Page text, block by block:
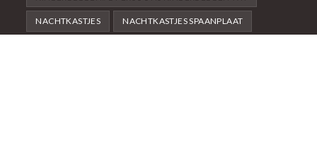
NACHTKASTJES NACHTKASTJES SPAANPLAAT